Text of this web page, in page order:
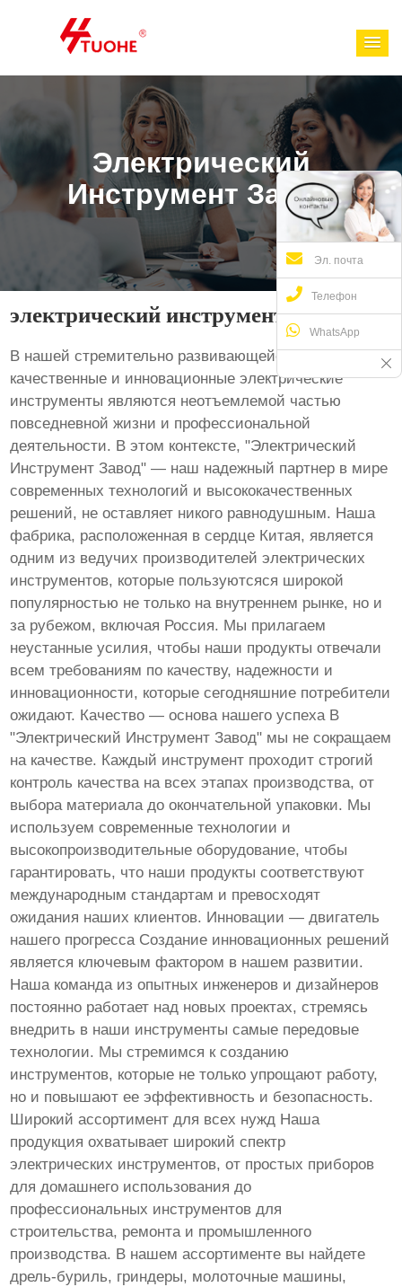
Электрический
Инструмент Завод
электрический инструмент завод
В нашей стремительно развивающейся индустрии,
качественные и инновационные электрические
инструменты являются неотъемлемой частью
повседневной жизни и профессиональной
деятельности. В этом контексте, "Электрический
Инструмент Завод" — наш надежный партнер в мире
современных технологий и высококачественных
решений, не оставляет никого равнодушным. Наша
фабрика, расположенная в сердце Китая, является
одним из ведучих производителей электрических
инструментов, которые пользуютсяся широкой
популярностью не только на внутреннем рынке, но и
за рубежом, включая Россия. Мы прилагаем
неустанные усилия, чтобы наши продукты отвечали
всем требованиям по качеству, надежности и
инновационности, которые сегодняшние потребители
ожидают. Качество — основа нашего успеха В
"Электрический Инструмент Завод" мы не сокращаем
на качестве. Каждый инструмент проходит строгий
контроль качества на всех этапах производства, от
выбора материала до окончательной упаковки. Мы
используем современные технологии и
высокопроизводительные оборудование, чтобы
гарантировать, что наши продукты соответствуют
международным стандартам и превосходят
ожидания наших клиентов. Инновации — двигатель
нашего прогресса Создание инновационных решений
является ключевым фактором в нашем развитии.
Наша команда из опытных инженеров и дизайнеров
постоянно работает над новых проектах, стремясь
внедрить в наши инструменты самые передовые
технологии. Мы стремимся к созданию
инструментов, которые не только упрощают работу,
но и повышают ее эффективность и безопасность.
Широкий ассортимент для всех нужд Наша
продукция охватывает широкий спектр
электрических инструментов, от простых приборов
для домашнего использования до
профессиональных инструментов для
строительства, ремонта и промышленного
производства. В нашем ассортименте вы найдете
дрель-буриль, гриндеры, молоточные машины,
Эл. почта
Телефон
WhatsApp